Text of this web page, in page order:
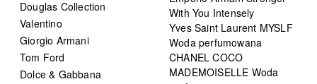
Douglas Collection
Valentino
Giorgio Armani
Tom Ford
Dolce & Gabbana
With You Intensely
Yves Saint Laurent MYSLF
Woda perfumowana
CHANEL COCO
MADEMOISELLE Woda